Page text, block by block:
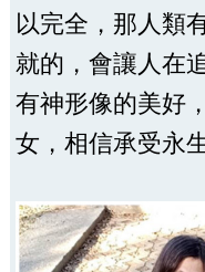
以完全，那人類
就的，會讓人在
有神形像的美好
女，相信承受永